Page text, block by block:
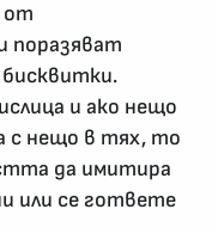
на
от
поразяват
и ако нещо
с нещо в тях, то
да имитира
или се гответе